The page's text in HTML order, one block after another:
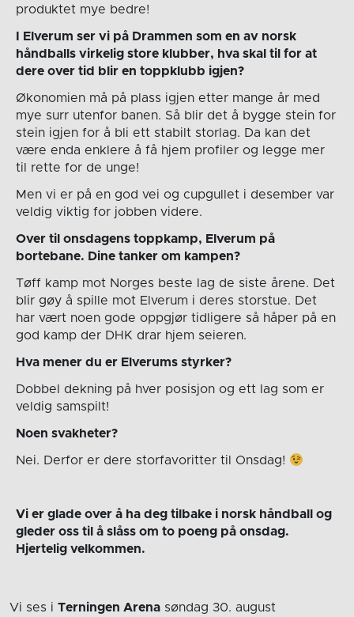
produktet mye bedre!
I Elverum ser vi på Drammen som en av norsk
håndballs virkelig store klubber, hva skal til for at
dere over tid blir en toppklubb igjen?
Økonomien må på plass igjen etter mange år med
mye surr utenfor banen. Så blir det å bygge stein for
stein igjen for å bli ett stabilt storlag. Da kan det
være enda enklere å få hjem profiler og legge mer
til rette for de unge!
Men vi er på en god vei og cupgullet i desember var
veldig viktig for jobben videre.
Over til onsdagens toppkamp, Elverum på
bortebane. Dine tanker om kampen?
Tøff kamp mot Norges beste lag de siste årene. Det
blir gøy å spille mot Elverum i deres storstue. Det
har vært noen gode oppgjør tidligere så håper på en
god kamp der DHK drar hjem seieren.
Hva mener du er Elverums styrker?
Dobbel dekning på hver posisjon og ett lag som er
veldig samspilt!
Noen svakheter?
Nei. Derfor er dere storfavoritter til Onsdag!
Vi er glade over å ha deg tilbake i norsk håndball og
gleder oss til å slåss om to poeng på onsdag.
Hjertelig velkommen.
Vi ses i Terningen Arena søndag 30. august